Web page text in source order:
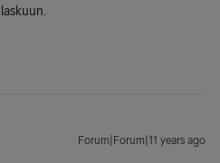
Forum|Forum|11 years ago